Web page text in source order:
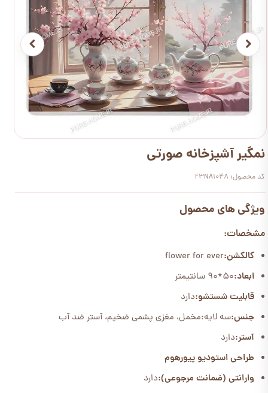
نمگیر آشپزخانه صورتی
کد محصول: F3NA1048
ویژگی های محصول
مشخصات:
کالکشن:flower for ever
ابعاد:50*90 سانتیمتر
قابلیت شستشو:دارد
جنس:سه لایه:مخمل، مغزی پشمی ضخیم، آستر ضد آب
آستر:دارد
طراحی استودیو پیورهوم
وارانتی (ضمانت مرجوعی):دارد